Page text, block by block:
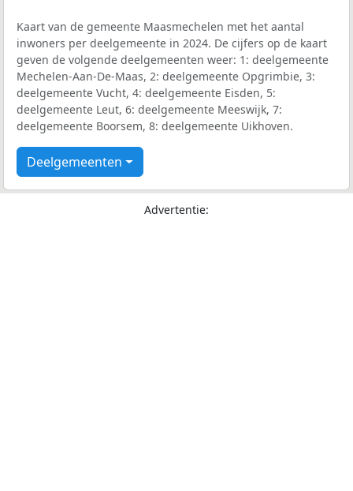
Kaart van de gemeente Maasmechelen met het aantal
inwoners per deelgemeente in 2024. De cijfers op de kaart
geven de volgende deelgemeenten weer: 1: deelgemeente
Mechelen-Aan-De-Maas, 2: deelgemeente Opgrimbie, 3:
deelgemeente Vucht, 4: deelgemeente Eisden, 5:
deelgemeente Leut, 6: deelgemeente Meeswijk, 7:
deelgemeente Boorsem, 8: deelgemeente Uikhoven.
Deelgemeenten
Advertentie: